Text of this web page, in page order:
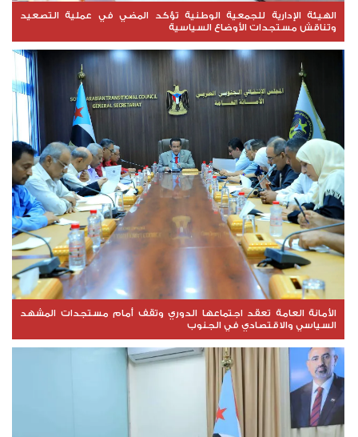
الهيئة الإدارية للجمعية الوطنية تؤكد المضي في عملية التصعيد
وتناقش مستجدات الأوضاع السياسية
الأمانة العامة تعقد اجتماعها الدوري وتقف أمام مستجدات المشهد
السياسي والاقتصادي في الجنوب